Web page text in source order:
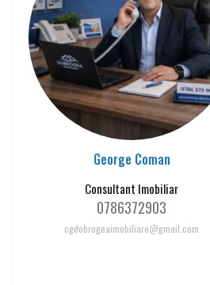
George Coman
Consultant Imobiliar
0786372903
cgdobrogeaimobiliare@gmail.com